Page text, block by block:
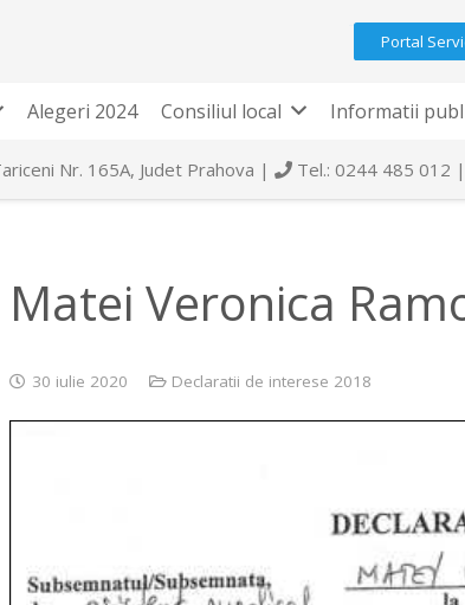
Portal
Alegeri 2024 Consiliul local Informatii
Nr. 165A, Judet Prahova | Tel.: 0244 485 012 |
Matei Veronica
30 iulie 2020 Declaratii de interese 2018